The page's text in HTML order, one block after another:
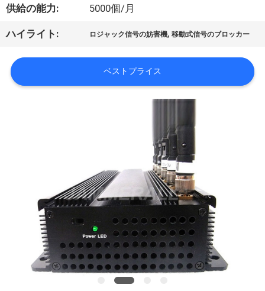
工
場
見
学
供給の能力: 5000個/月
ハイライト: ロジャック信号の妨害機,移動式信号のブロッカー
ベストプライス